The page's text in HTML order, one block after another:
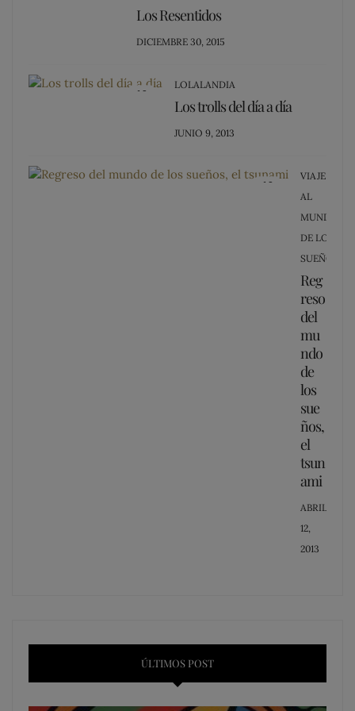
Los Resentidos
POSTED
DICIEMBRE 30, 2015
13
LOLALANDIA
Los trolls del día a día
POSTED
JUNIO 9, 2013
12
VIAJE
AL
MUNDO
DE LOS
SUEÑOS
Reg
reso
del
mu
ndo
de
los
sue
ños,
el
tsun
ami
POSTED
ON
ABRIL
12,
2013
ÚLTIMOS POST